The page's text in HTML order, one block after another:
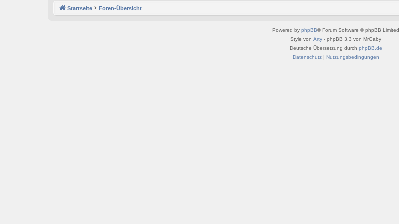
Startseite Foren-Übersicht
Powered by phpBB® Forum Software © phpBB Limited
Style von Arty - phpBB 3.3 von MrGaby
Deutsche Übersetzung durch phpBB.de
Datenschutz| Nutzungsbedingungen